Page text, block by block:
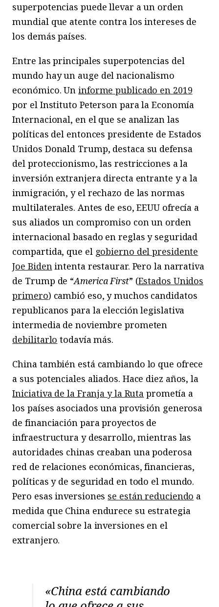
superpotencias puede llevar a un orden
mundial que atente contra los intereses de
los demás países.
Entre las principales superpotencias del
mundo hay un auge del nacionalismo
económico. Uninforme publicado en 2019
por el Instituto Peterson para la Economía
Internacional, en el que se analizan las
políticas del entonces presidente de Estados
Unidos Donald Trump, destaca su defensa
del proteccionismo, las restricciones a la
inversión extranjera directa entrante y a la
inmigración, y el rechazo de las normas
multilaterales. Antes de eso, EEUU ofrecía a
sus aliados un compromiso con un orden
internacional basado en reglas y seguridad
compartida, que el gobierno del presidente
Joe Bidenintenta restaurar. Pero la narrativa
de Trump de “America First” (Estados Unidos
primero) cambió eso, y muchos candidatos
republicanos para la elección legislativa
intermedia de noviembre prometen
debilitarlo todavía más.
China también está cambiando lo que ofrece
a sus potenciales aliados. Hace diez años, la
Iniciativa de la Franja y la Ruta prometía a
los países asociados una provisión generosa
de financiación para proyectos de
infraestructura y desarrollo, mientras las
autoridades chinas creaban una poderosa
red de relaciones económicas, financieras,
políticas y de seguridad en todo el mundo.
Pero esas inversiones se están reduciendo a
medida que China endurece su estrategia
comercial sobre la inversiones en el
extranjero.
«China está cambiando